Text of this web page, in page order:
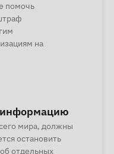
помочь
на
информацию
мира, должны
остановить
отдельных